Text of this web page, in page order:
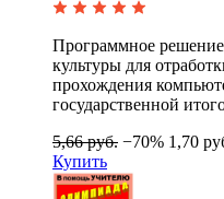
Программное
культуры для
прохождения
государственной
5,66 руб. −70% 1,70
Купить